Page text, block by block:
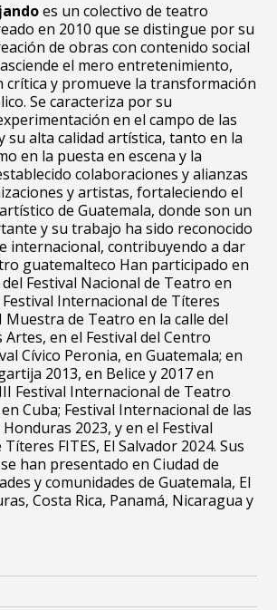
es un colectivo de teatro
en 2010 que se distingue por su
de obras con contenido social
el mero entretenimiento,
crítica y promueve la transformación
Se caracteriza por su
en el campo de las
su alta calidad artística, tanto en la
en la puesta en escena y la
colaboraciones y alianzas
y artistas, fortaleciendo el
de Guatemala, donde son un
y su trabajo ha sido reconocido
internacional, contribuyendo a dar
guatemalteco Han participado en
Festival Nacional de Teatro en
Internacional de Títeres
de Teatro en la calle del
en el Festival del Centro
Cívico Peronia, en Guatemala; en
2013, en Belice y 2017 en
Festival Internacional de Teatro
Cuba; Festival Internacional de las
2023, y en el Festival
FITES, El Salvador 2024. Sus
han presentado en Ciudad de
y comunidades de Guatemala, El
Costa Rica, Panamá, Nicaragua y